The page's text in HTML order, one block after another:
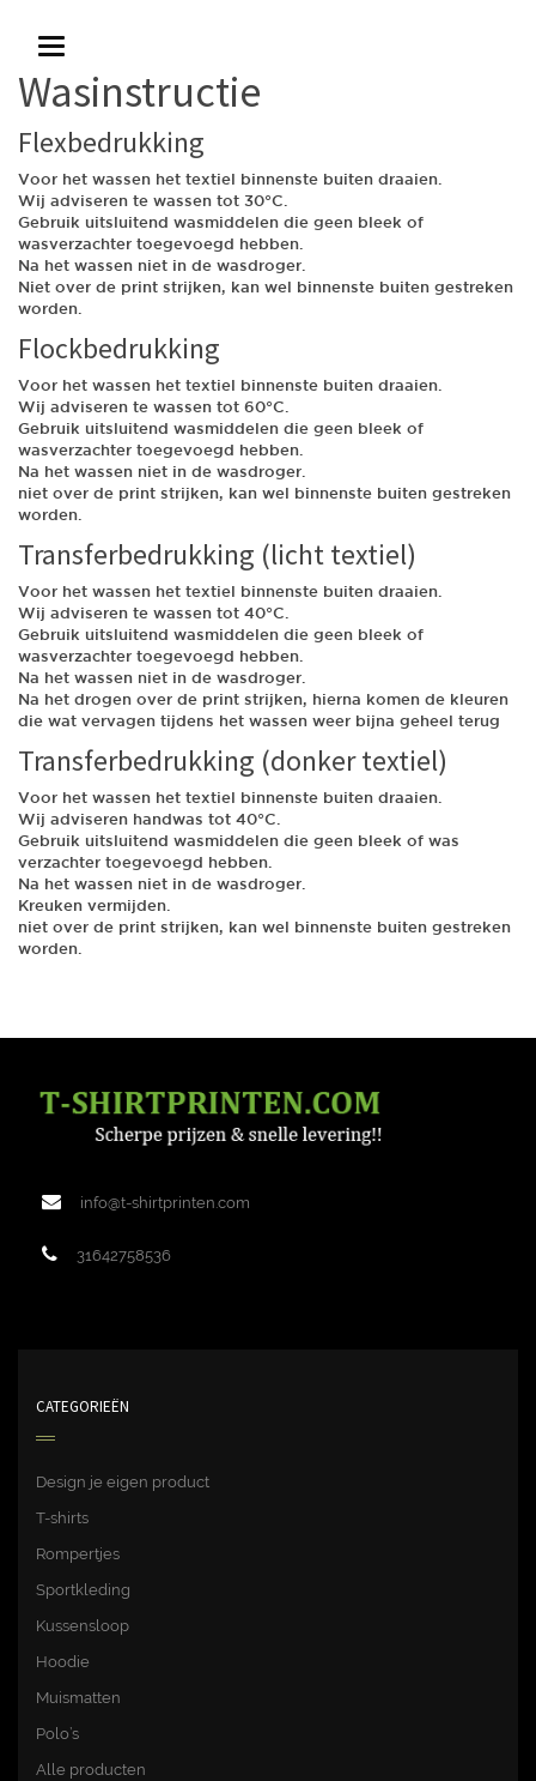
T
g
g
e
n
a
v
i
g
a
t
o
Wasinstructie
Flexbedrukking
Voor het wassen het textiel binnenste buiten draaien.
Wij adviseren te wassen tot 30°C.
Gebruik uitsluitend wasmiddelen die geen bleek of
wasverzachter toegevoegd hebben.
Na het wassen niet in de wasdroger.
Niet over de print strijken, kan wel binnenste buiten gestreken
worden.
Flockbedrukking
Voor het wassen het textiel binnenste buiten draaien.
Wij adviseren te wassen tot 60°C.
Gebruik uitsluitend wasmiddelen die geen bleek of
wasverzachter toegevoegd hebben.
Na het wassen niet in de wasdroger.
niet over de print strijken, kan wel binnenste buiten gestreken
worden.
Transferbedrukking (licht textiel)
Voor het wassen het textiel binnenste buiten draaien.
Wij adviseren te wassen tot 40°C.
Gebruik uitsluitend wasmiddelen die geen bleek of
wasverzachter toegevoegd hebben.
Na het wassen niet in de wasdroger.
Na het drogen over de print strijken, hierna komen de kleuren
die wat vervagen tijdens het wassen weer bijna geheel terug
Transferbedrukking (donker textiel)
Voor het wassen het textiel binnenste buiten draaien.
Wij adviseren handwas tot 40°C.
Gebruik uitsluitend wasmiddelen die geen bleek of was
verzachter toegevoegd hebben.
Na het wassen niet in de wasdroger.
Kreuken vermijden.
niet over de print strijken, kan wel binnenste buiten gestreken
worden.
info@t-shirtprinten.com
31642758536
CATEGORIEËN
Design je eigen product
T-shirts
Rompertjes
Sportkleding
Kussensloop
Hoodie
Muismatten
Polo’s
Alle producten